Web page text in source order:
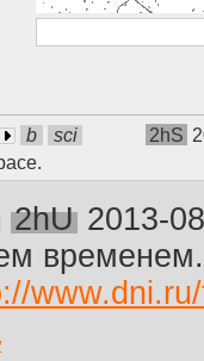
b sci 2hS
2hU 2013-
временем.